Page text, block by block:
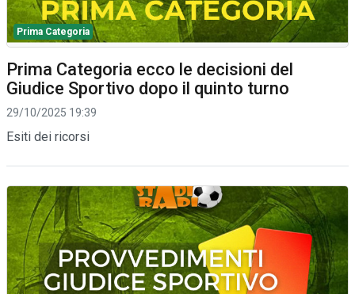
Prima Categoria
Prima Categoria ecco le decisioni del
Giudice Sportivo dopo il quinto turno
29/10/2025 19:39
Esiti dei ricorsi